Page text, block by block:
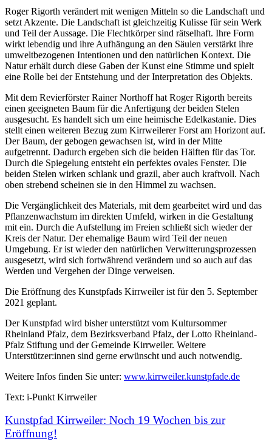
Roger Rigorth verändert mit wenigen Mitteln so die Landschaft und
setzt Akzente. Die Landschaft ist gleichzeitig Kulisse für sein Werk
und Teil der Aussage. Die Flechtkörper sind rätselhaft. Ihre Form
wirkt lebendig und ihre Aufhängung an den Säulen verstärkt ihre
umweltbezogenen Intentionen und den natürlichen Kontext. Die
Natur erhält durch diese Gaben der Kunst eine Stimme und spielt
eine Rolle bei der Entstehung und der Interpretation des Objekts.
Mit dem Revierförster Rainer Northoff hat Roger Rigorth bereits
einen geeigneten Baum für die Anfertigung der beiden Stelen
ausgesucht. Es handelt sich um eine heimische Edelkastanie. Dies
stellt einen weiteren Bezug zum Kirrweilerer Forst am Horizont auf.
Der Baum, der gebogen gewachsen ist, wird in der Mitte
aufgetrennt. Dadurch ergeben sich die beiden Hälften für das Tor.
Durch die Spiegelung entsteht ein perfektes ovales Fenster. Die
beiden Stelen wirken schlank und grazil, aber auch kraftvoll. Nach
oben strebend scheinen sie in den Himmel zu wachsen.
Die Vergänglichkeit des Materials, mit dem gearbeitet wird und das
Pflanzenwachstum im direkten Umfeld, wirken in die Gestaltung
mit ein. Durch die Aufstellung im Freien schließt sich wieder der
Kreis der Natur. Der ehemalige Baum wird Teil der neuen
Umgebung. Er ist wieder den natürlichen Verwitterungsprozessen
ausgesetzt, wird sich fortwährend verändern und so auch auf das
Werden und Vergehen der Dinge verweisen.
Die Eröffnung des Kunstpfads Kirrweiler ist für den 5. September
2021 geplant.
Der Kunstpfad wird bisher unterstützt vom Kultursommer
Rheinland Pfalz, dem Bezirksverband Pfalz, der Lotto Rheinland-
Pfalz Stiftung und der Gemeinde Kirrweiler. Weitere
Unterstützer:innen sind gerne erwünscht und auch notwendig.
Weitere Infos finden Sie unter: www.kirrweiler.kunstpfade.de
Text: i-Punkt Kirrweiler
Kunstpfad Kirrweiler: Noch 19 Wochen bis zur
Eröffnung!